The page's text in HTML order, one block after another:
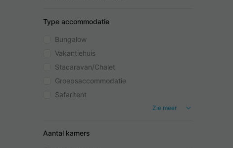
Type accommodatie
Bungalow
Vakantiehuis
Stacaravan/Chalet
Groepsaccommodatie
Safaritent
Zie meer
Aantal kamers